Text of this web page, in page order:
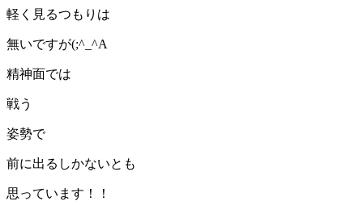
軽く見るつもりは
無いですが(;^_^A
精神面では
戦う
姿勢で
前に出るしかないとも
思っています！！